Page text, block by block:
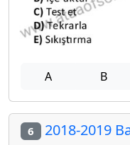
A B
6 2018-2019